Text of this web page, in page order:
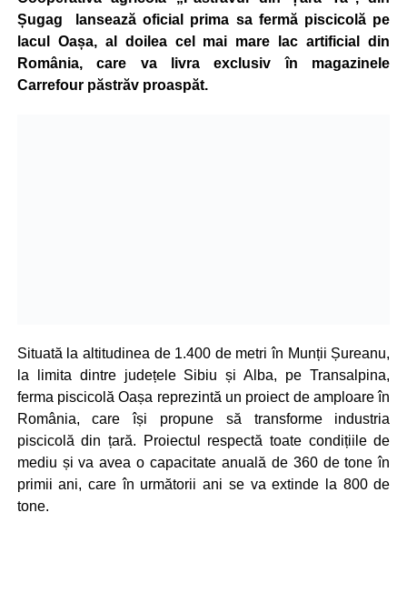
Șugag lansează oficial prima sa fermă piscicolă pe
lacul Oașa, al doilea cel mai mare lac artificial din
România, care va livra exclusiv în magazinele
Carrefour păstrăv proaspăt.
Situată la altitudinea de 1.400 de metri în Munții Șureanu,
la limita dintre județele Sibiu și Alba, pe Transalpina,
ferma piscicolă Oașa reprezintă un proiect de amploare în
România, care își propune să transforme industria
piscicolă din țară. Proiectul respectă toate condițiile de
mediu și va avea o capacitate anuală de 360 de tone în
primii ani, care în următorii ani se va extinde la 800 de
tone.